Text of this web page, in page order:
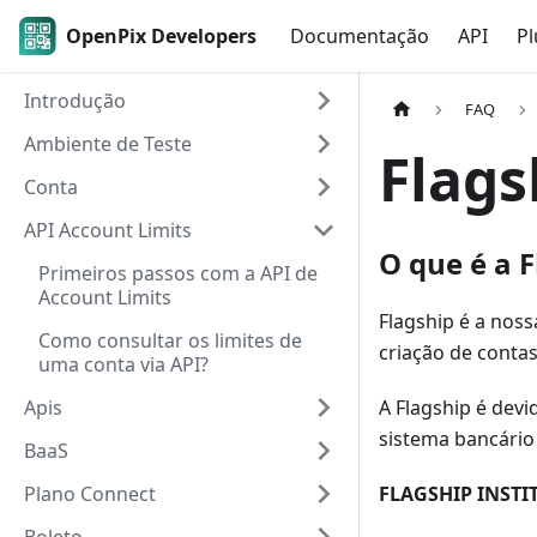
OpenPix Developers Documentação API
Introdução
Ambiente de Teste
Conta
API Account Limits
Primeiros passos com a API de
Account Limits
Como consultar os limites de
uma conta via API?
Apis
BaaS
Plano Connect
FAQ
O que é a
Flagship é a
criação de
A Flagship é
sistema
FLAGSHIP